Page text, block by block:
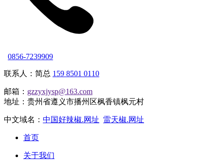
0856-7239909
联系人：简总 159 8501 0110
邮箱： gzzyxjysp@163.com
地址：贵州省遵义市播州区枫香镇枫元村
中文域名： 中国好辣椒.网址 雷天椒.网址
首页
关于我们